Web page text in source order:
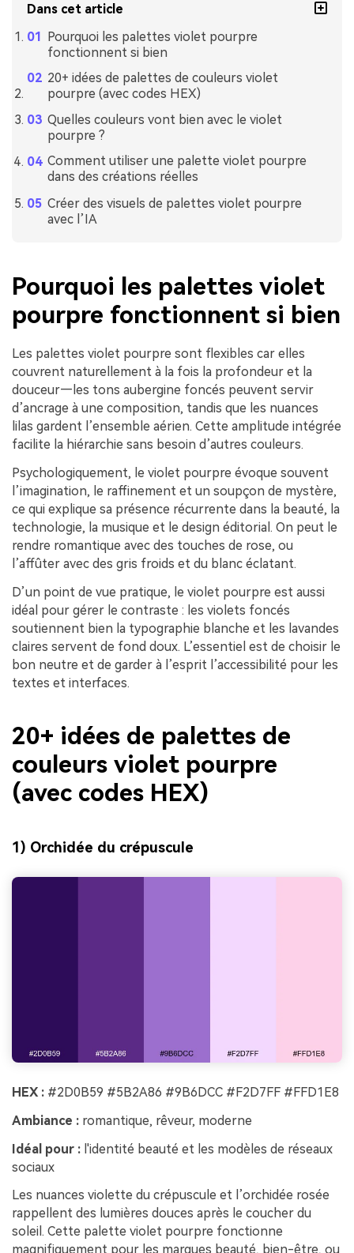
Dans cet article
Pourquoi les palettes violet pourpre
fonctionnent si bien
20+ idées de palettes de couleurs violet
pourpre (avec codes HEX)
Quelles couleurs vont bien avec le violet
pourpre ?
Comment utiliser une palette violet pourpre
dans des créations réelles
Créer des visuels de palettes violet pourpre
avec l’IA
Pourquoi les palettes violet
pourpre fonctionnent si bien
Les palettes violet pourpre sont flexibles car elles
couvrent naturellement à la fois la profondeur et la
douceur—les tons aubergine foncés peuvent servir
d’ancrage à une composition, tandis que les nuances
lilas gardent l’ensemble aérien. Cette amplitude intégrée
facilite la hiérarchie sans besoin d’autres couleurs.
Psychologiquement, le violet pourpre évoque souvent
l’imagination, le raffinement et un soupçon de mystère,
ce qui explique sa présence récurrente dans la beauté, la
technologie, la musique et le design éditorial. On peut le
rendre romantique avec des touches de rose, ou
l’affûter avec des gris froids et du blanc éclatant.
D’un point de vue pratique, le violet pourpre est aussi
idéal pour gérer le contraste : les violets foncés
soutiennent bien la typographie blanche et les lavandes
claires servent de fond doux. L’essentiel est de choisir le
bon neutre et de garder à l’esprit l’accessibilité pour les
textes et interfaces.
20+ idées de palettes de
couleurs violet pourpre
(avec codes HEX)
1) Orchidée du crépuscule
HEX : #2D0B59 #5B2A86 #9B6DCC #F2D7FF #FFD1E8
Ambiance : romantique, rêveur, moderne
Idéal pour : l'identité beauté et les modèles de réseaux
sociaux
Les nuances violette du crépuscule et l’orchidée rosée
rappellent des lumières douces après le coucher du
soleil. Cette palette violet pourpre fonctionne
magnifiquement pour les marques beauté, bien-être, ou